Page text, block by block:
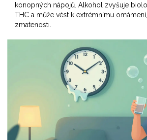
konopných nápojů. Alkohol zvyšuje
THC a může vést k extrémnímu
zmatenosti.